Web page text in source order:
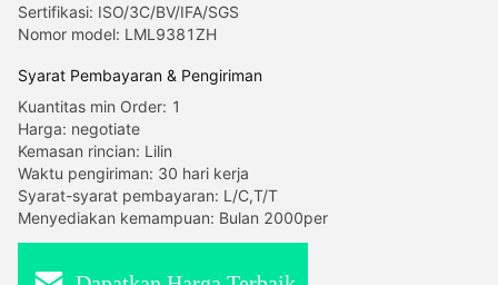
Sertifikasi: ISO/3C/BV/IFA/SGS
Nomor model: LML9381ZH
Syarat Pembayaran & Pengiriman
Kuantitas min Order: 1
Harga: negotiate
Kemasan rincian: Lilin
Waktu pengiriman: 30 hari kerja
Syarat-syarat pembayaran: L/C,T/T
Menyediakan kemampuan: Bulan 2000per